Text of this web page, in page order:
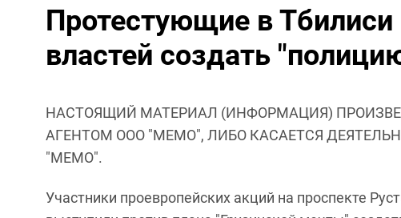
Протестующие в
властей создать
НАСТОЯЩИЙ МАТЕРИАЛ (ИНФОРМАЦИЯ)
АГЕНТОМ ООО "МЕМО", ЛИБО КАСАЕТСЯ
"МЕМО".
Участники проевропейских акций на проспекте